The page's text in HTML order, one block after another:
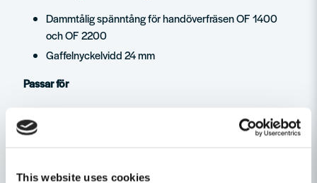
This website uses cookies
Dammtålig spänntång för handöverfräsen OF 1400
och OF 2200
Gaffelnyckelvidd 24 mm
Passar för
för OF 1400, OF 2000, OF 2200